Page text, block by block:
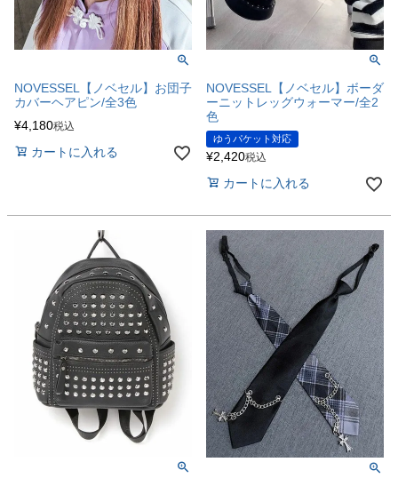
NOVESSEL【ノベセル】お団子
カバーヘアピン/全3色
¥4,180税込
カートに入れる
NOVESSEL【ノベセル】ボーダ
ーニットレッグウォーマー/全2
色
ゆうパケット対応
¥2,420税込
カートに入れる